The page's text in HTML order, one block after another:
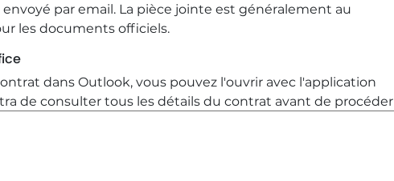
par email. La pièce jointe est généralement au
les documents officiels.
dans Outlook, vous pouvez l'ouvrir avec l'application
de consulter tous les détails du contrat avant de procéder